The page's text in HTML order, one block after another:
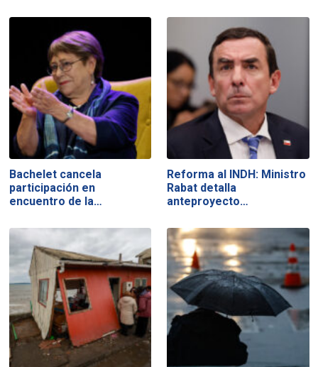
Bachelet cancela
participación en
encuentro de la…
Reforma al INDH: Ministro
Rabat detalla
anteproyecto…